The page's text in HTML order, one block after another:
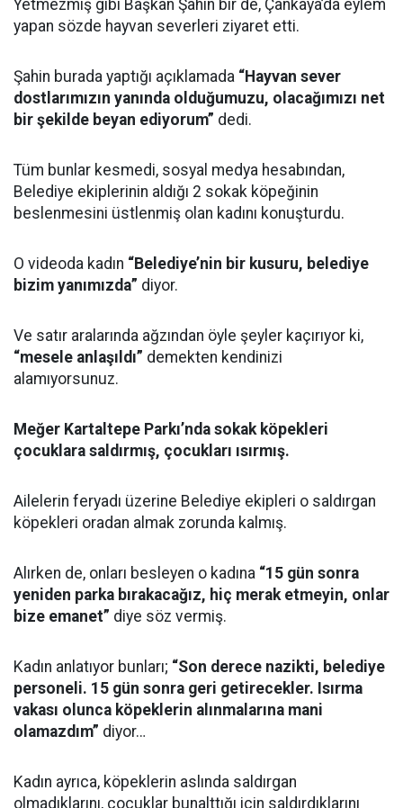
Yetmezmiş gibi Başkan Şahin bir de, Çankaya’da eylem
yapan sözde hayvan severleri ziyaret etti.
Şahin burada yaptığı açıklamada “Hayvan sever
dostlarımızın yanında olduğumuzu, olacağımızı net
bir şekilde beyan ediyorum” dedi.
Tüm bunlar kesmedi, sosyal medya hesabından,
Belediye ekiplerinin aldığı 2 sokak köpeğinin
beslenmesini üstlenmiş olan kadını konuşturdu.
O videoda kadın “Belediye’nin bir kusuru, belediye
bizim yanımızda” diyor.
Ve satır aralarında ağzından öyle şeyler kaçırıyor ki,
“mesele anlaşıldı” demekten kendinizi
alamıyorsunuz.
Meğer Kartaltepe Parkı’nda sokak köpekleri
çocuklara saldırmış, çocukları ısırmış.
Ailelerin feryadı üzerine Belediye ekipleri o saldırgan
köpekleri oradan almak zorunda kalmış.
Alırken de, onları besleyen o kadına “15 gün sonra
yeniden parka bırakacağız, hiç merak etmeyin, onlar
bize emanet” diye söz vermiş.
Kadın anlatıyor bunları; “Son derece nazikti, belediye
personeli. 15 gün sonra geri getirecekler. Isırma
vakası olunca köpeklerin alınmalarına mani
olamazdım” diyor…
Kadın ayrıca, köpeklerin aslında saldırgan
olmadıklarını, çocuklar bunalttığı için saldırdıklarını